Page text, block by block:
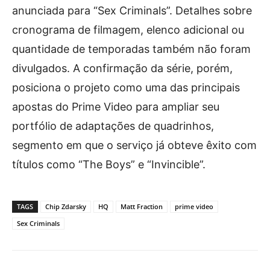
anunciada para “Sex Criminals”. Detalhes sobre
cronograma de filmagem, elenco adicional ou
quantidade de temporadas também não foram
divulgados. A confirmação da série, porém,
posiciona o projeto como uma das principais
apostas do Prime Video para ampliar seu
portfólio de adaptações de quadrinhos,
segmento em que o serviço já obteve êxito com
títulos como “The Boys” e “Invincible”.
TAGS Chip Zdarsky HQ Matt Fraction
prime video
Sex Criminals